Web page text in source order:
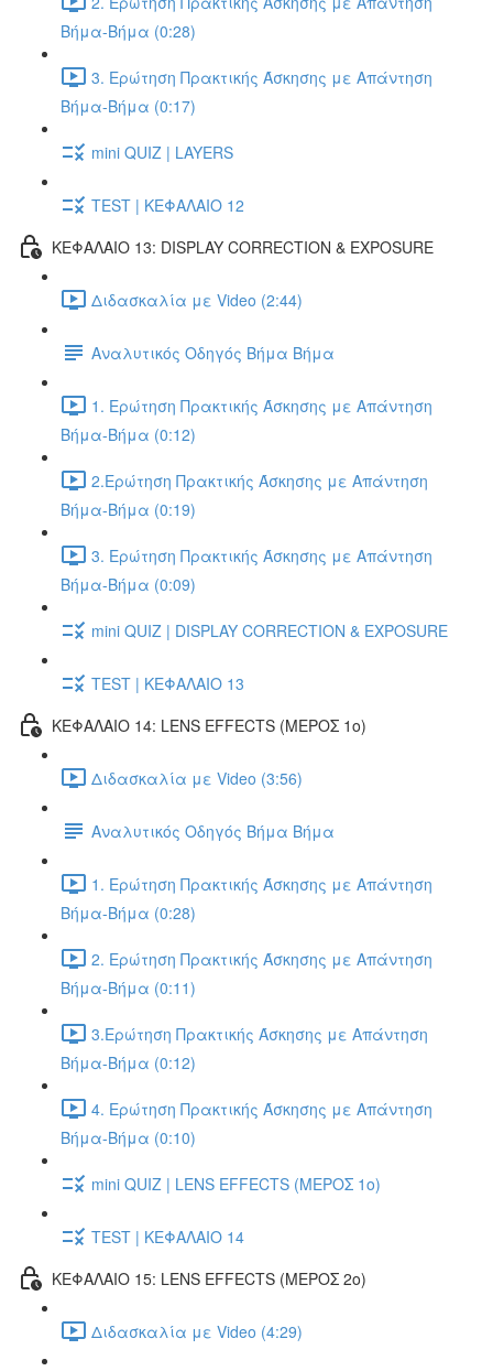
Βήμα-Βήμα (0:28)
3. Ερώτηση Πρακτικής Άσκησης με Απάντηση
Βήμα-Βήμα (0:17)
mini QUIZ | LAYERS
TEST | ΚΕΦΑΛΑΙΟ 12
ΚΕΦΑΛΑΙΟ 13: DISPLAY CORRECTION & EXPOSURE
Διδασκαλία με Video (2:44)
Αναλυτικός Οδηγός Βήμα Βήμα
1. Ερώτηση Πρακτικής Άσκησης με Απάντηση
Βήμα-Βήμα (0:12)
2.Ερώτηση Πρακτικής Άσκησης με Απάντηση
Βήμα-Βήμα (0:19)
3. Ερώτηση Πρακτικής Άσκησης με Απάντηση
Βήμα-Βήμα (0:09)
mini QUIZ | DISPLAY CORRECTION & EXPOSURE
TEST | ΚΕΦΑΛΑΙΟ 13
ΚΕΦΑΛΑΙΟ 14: LENS EFFECTS (ΜΕΡΟΣ 1ο)
Διδασκαλία με Video (3:56)
Αναλυτικός Οδηγός Βήμα Βήμα
1. Ερώτηση Πρακτικής Άσκησης με Απάντηση
Βήμα-Βήμα (0:28)
2. Ερώτηση Πρακτικής Άσκησης με Απάντηση
Βήμα-Βήμα (0:11)
3.Ερώτηση Πρακτικής Άσκησης με Απάντηση
Βήμα-Βήμα (0:12)
4. Ερώτηση Πρακτικής Άσκησης με Απάντηση
Βήμα-Βήμα (0:10)
mini QUIZ | LENS EFFECTS (ΜΕΡΟΣ 1ο)
TEST | ΚΕΦΑΛΑΙΟ 14
ΚΕΦΑΛΑΙΟ 15: LENS EFFECTS (ΜΕΡΟΣ 2o)
Διδασκαλία με Video (4:29)